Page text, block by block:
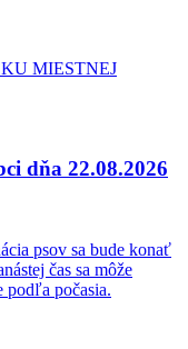
MIESTNEJ
dňa 22.08.2026
psov sa bude konať
čas sa môže
počasia.